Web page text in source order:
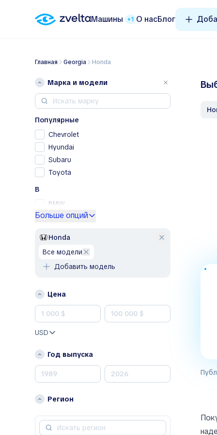
Машины +1 О насБлог
Главная Georgia Honda
Марка и модели
Популярные
Chevrolet
Hyundai
Subaru
Toyota
B
BMW
Buick
Jeep
Jetta
K
Kia
L
Lexus
M
Mazda
Больше опций
Honda
все модели
Добавить модель
Цена
USD
Год выпуска
Регион